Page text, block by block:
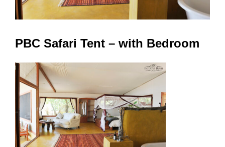
PBC Safari Tent – with Bedroom